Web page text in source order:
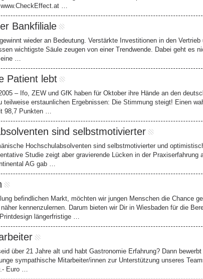
…
Bankfiliale
wieder an Bedeutung. Verstärkte Investitionen in den Vertrieb
wichtigste Säule zeugen von einer Trendwende. Dabei geht es
eine …
Patient lebt
– Ifo, ZEW und GfK haben für Oktober ihre Hände an den
teilweise erstaunlichen Ergebnissen: Die Stimmung steigt! Einen
98,7 Punkten …
sind selbstmotivierter
Hochschulabsolventen sind selbstmotivierter und
Studie zeigt aber gravierende Lücken in der Praxiserfahrung
AG gab …
befindlichen Markt, möchten wir jungen Menschen die Chance
kennenzulernen. Darum bieten wir Dir in Wiesbaden für die
längerfristige …
über 21 Jahre alt und habt Gastronomie Erfahrung? Dann
sympathische Mitarbeiter/innen zur Unterstützung unseres
Euro …